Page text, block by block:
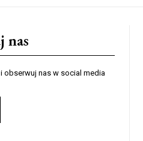
nas
obserwuj nas w social media